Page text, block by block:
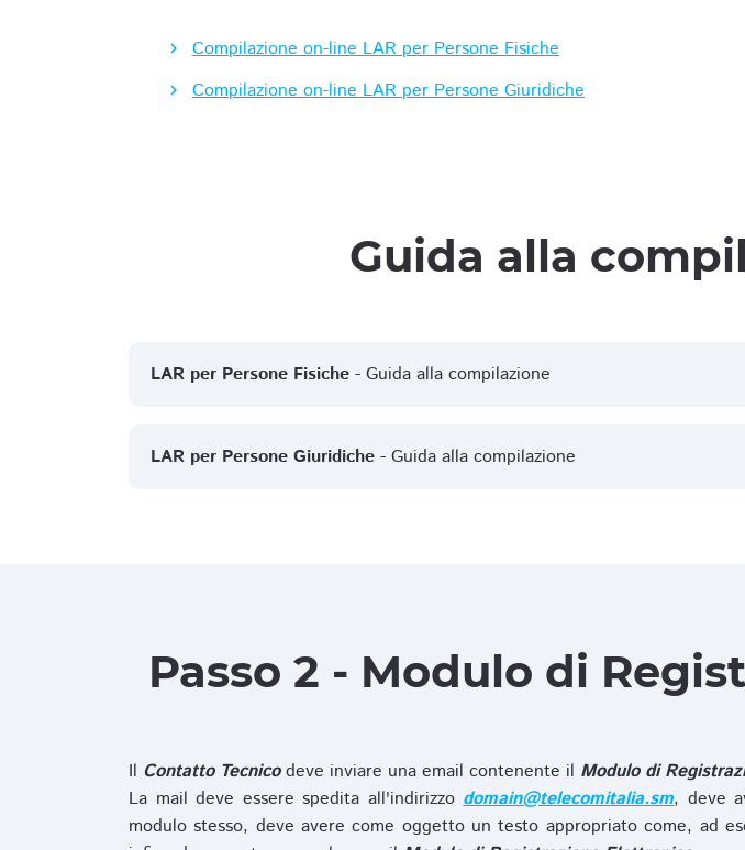
Compilazione on-line LAR per Persone Fisiche
Compilazione on-line LAR per Persone Giuridiche
Guida alla
LAR per Persone Fisiche - Guida alla compilazione
LAR per Persone Giuridiche - Guida alla compilazione
Passo 2 - Modulo di
Il Contatto Tecnicodeve inviare una email contenente il Modulo di
La mail deve essere spedita all'indirizzodomain@telecomitalia.sm, deve
modulo stesso, deve avere come oggetto un testo appropriato come, ad